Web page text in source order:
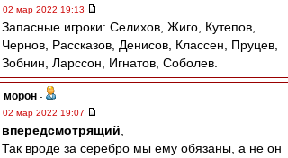
02 мар 2022 19:13
Запасные игроки: Селихов, Жиго, Кутепов,
Чернов, Рассказов, Денисов, Классен, Пруцев,
Зобнин, Ларссон, Игнатов, Соболев.
морон -
02 мар 2022 19:07
впередсмотрящий
Так вроде за серебро мы ему обязаны, а не он